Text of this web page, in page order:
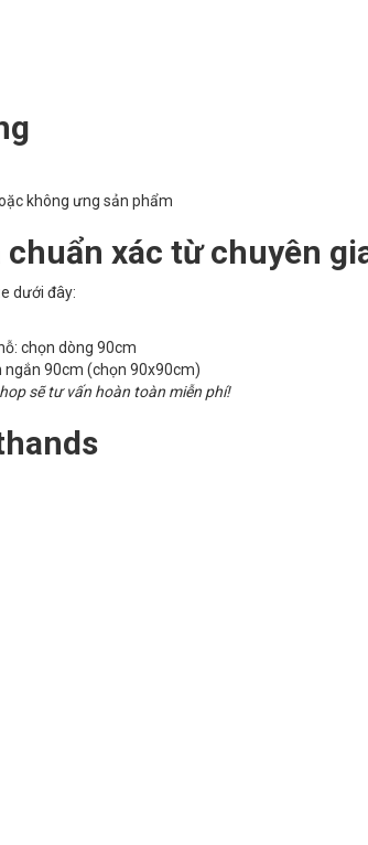
không ưng sản phẩm
xác từ chuyên
dưới đây:
chọn dòng 90cm
90cm (chọn 90x90cm)
sẽ tư vấn hoàn toàn miễn phí!